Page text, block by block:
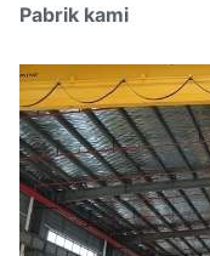
Pabrik kami